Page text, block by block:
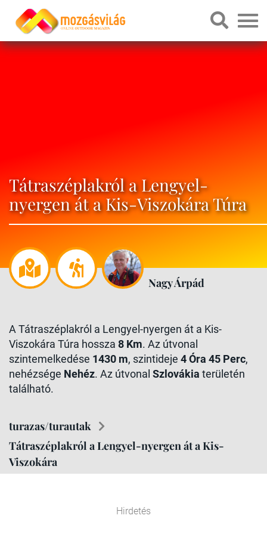
Tátraszéplakról a Lengyel-
nyergen át a Kis-Viszokára Túra
Nagy Árpád
A Tátraszéplakról a Lengyel-nyergen át a Kis-
Viszokára Túra hossza 8 Km. Az útvonal
szintemelkedése 1430 m, szintideje 4 Óra 45 Perc,
nehézsége Nehéz. Az útvonal Szlovákia területén
található.
turazas/turautak
Tátraszéplakról a Lengyel-nyergen át a Kis-
Viszokára
Hirdetés